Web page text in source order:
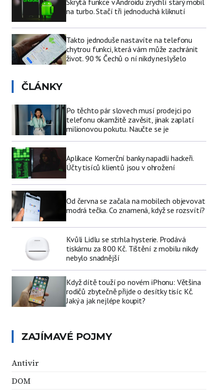
na turbo. Stačí tři jednoduchá kliknutí
Takto jednoduše nastavíte na telefonu
chytrou funkci, která vám může zachránit
život. 90 % Čechů o ní nikdy neslyšelo
ČLÁNKY
Po těchto pár slovech musí prodejci po
telefonu okamžitě zavěsit, jinak zaplatí
milionovou pokutu. Naučte se je
Aplikace Komerční banky napadli hackeři.
Účty tisíců klientů jsou v ohrožení
Od června se začala na mobilech objevovat
modrá tečka. Co znamená, když se rozsvítí?
Kvůli Lidlu se strhla hysterie. Prodává
tiskárnu za 800 Kč. Tištění z mobilu nikdy
nebylo snadnější
Když dítě touží po novém iPhonu: Většina
rodičů zbytečně přijde o desítky tisíc Kč.
Jaký a jak nejlépe koupit?
ZAJÍMAVÉ POJMY
Antivir
DOM